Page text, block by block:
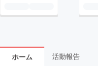
ホーム 活動報告